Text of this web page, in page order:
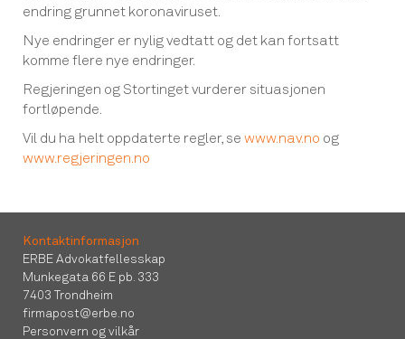
endring grunnet koronaviruset.
Nye endringer er nylig vedtatt og det kan fortsatt
komme flere nye endringer.
Regjeringen og Stortinget vurderer situasjonen
fortløpende.
Vil du ha helt oppdaterte regler, se www.nav.no og
www.regjeringen.no
Kontaktinformasjon
ERBE Advokatfellesskap
Munkegata 66 E pb. 333
7403 Trondheim
firmapost@erbe.no
Personvern og vilkår